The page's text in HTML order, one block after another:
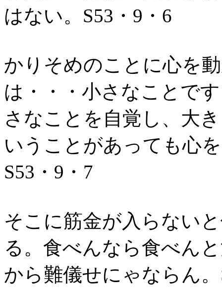
はない。S53・9・6
かりそめのことに心を
は・・・小さなことで
さなことを自覚し、大
いうことがあっても心
S53・9・7
そこに筋金が入らない
る。食べんなら食べん
から難儀せにゃならん。